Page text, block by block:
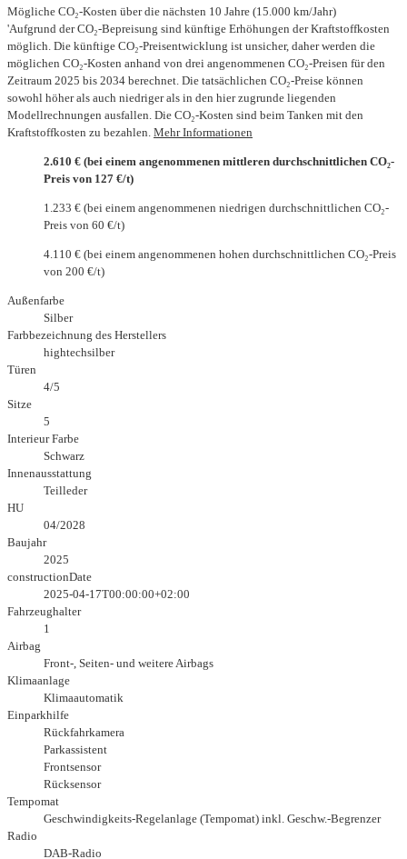
Mögliche CO₂-Kosten über die nächsten 10 Jahre (15.000 km/Jahr)
'Aufgrund der CO₂-Bepreisung sind künftige Erhöhungen der Kraftstoffkosten
möglich. Die künftige CO₂-Preisentwicklung ist unsicher, daher werden die
möglichen CO₂-Kosten anhand von drei angenommenen CO₂-Preisen für den
Zeitraum 2025 bis 2034 berechnet. Die tatsächlichen CO₂-Preise können
sowohl höher als auch niedriger als in den hier zugrunde liegenden
Modellrechnungen ausfallen. Die CO₂-Kosten sind beim Tanken mit den
Kraftstoffkosten zu bezahlen. Mehr Informationen
2.610 € (bei einem angenommenen mittleren durchschnittlichen CO₂-
Preis von 127 €/t)
1.233 € (bei einem angenommenen niedrigen durchschnittlichen CO₂-
Preis von 60 €/t)
4.110 € (bei einem angenommenen hohen durchschnittlichen CO₂-Preis
von 200 €/t)
Außenfarbe
Silber
Farbbezeichnung des Herstellers
hightechsilber
Türen
4/5
Sitze
5
Interieur Farbe
Schwarz
Innenausstattung
Teilleder
HU
04/2028
Baujahr
2025
constructionDate
2025-04-17T00:00:00+02:00
Fahrzeughalter
1
Airbag
Front-, Seiten- und weitere Airbags
Klimaanlage
Klimaautomatik
Einparkhilfe
Rückfahrkamera
Parkassistent
Frontsensor
Rücksensor
Tempomat
Geschwindigkeits-Regelanlage (Tempomat) inkl. Geschw.-Begrenzer
Radio
DAB-Radio